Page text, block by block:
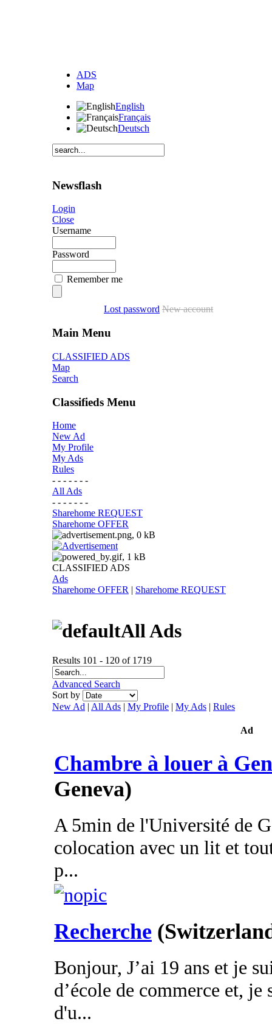
ADS
Map
English
Français
Deutsch
Newsflash
Login
Close
Username
Password
Remember me
Lost password New account
Main Menu
CLASSIFIED ADS
Map
Search
Classifieds Menu
Home
New Ad
My Profile
My Ads
Rules
- - - - - - -
All Ads
- - - - - - -
Sharehome REQUEST
Sharehome OFFER
CLASSIFIED ADS
Ads
Sharehome OFFER | Sharehome REQUEST
All Ads
Results 101 - 120 of 1719
Advanced Search
Sort by
New Ad | All Ads | My Profile | My Ads | Rules
Ad
Chambre à louer à
Geneva)
A 5min de l'Université de
colocation avec un lit et
p...
Recherche
Bonjour, J’ai 19 ans et je
d’école de commerce et, je
d'u...